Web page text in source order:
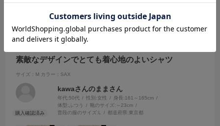
素敵なデザインでとても着心地のよいシャツ
サイズ：M カラー：SAX
kawaさんのままさん
年代:50代 性別:女性 身長:161～165cm
体型: ふつう 靴のサイズ: ～23cm
普段の服のサイズ:L 都道府県:東京都